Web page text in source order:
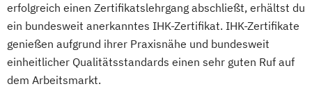
erfolgreich einen Zertifikatslehrgang abschließt, erhältst du
ein bundesweit anerkanntes IHK-Zertifikat. IHK-Zertifikate
genießen aufgrund ihrer Praxisnähe und bundesweit
einheitlicher Qualitätsstandards einen sehr guten Ruf auf
dem Arbeitsmarkt.